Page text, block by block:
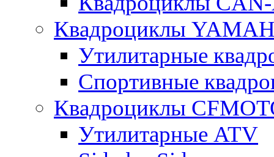
Квадроциклы
Утилитарные
Спортивные
Квадроциклы
Утилитарные ATV